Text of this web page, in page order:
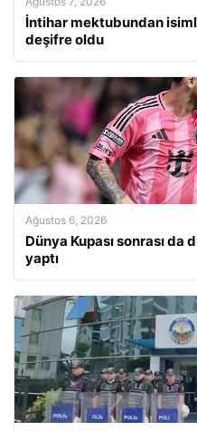
İntihar mektubundan
deşifre oldu
Ağustos 6, 2026
Dünya Kupası sonrası da
yaptı